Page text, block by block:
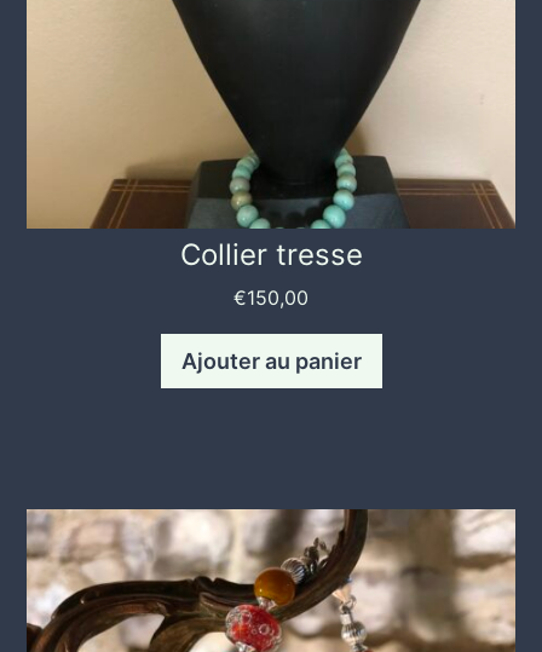
Collier tresse
€150,00
Ajouter au panier